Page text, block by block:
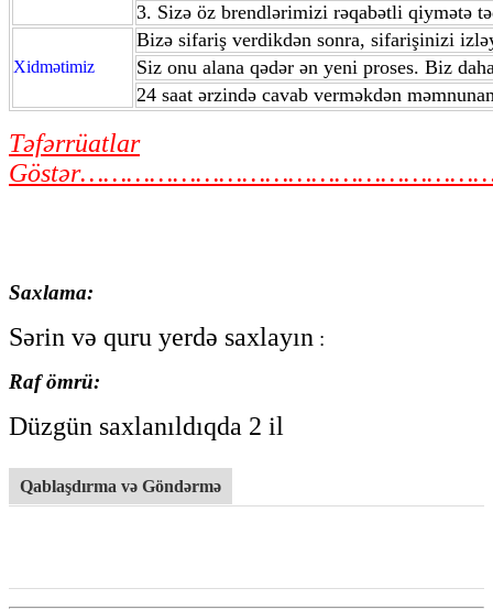
3. Sizə öz brendlərimizi rəqabətli qiymətə
Xidmətimiz
Bizə sifariş verdikdən sonra, sifarişinizi
Siz onu alana qədər ən yeni proses. Biz
24 saat ərzində cavab verməkdən
Təfərrüatlar
Saxlama:
Sərin və quru yerdə saxlayın :
Raf ömrü:
Düzgün saxlanıldıqda 2 il
Qablaşdırma və Göndərmə